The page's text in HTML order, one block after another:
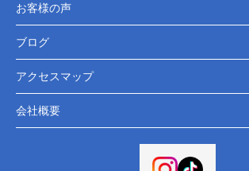
お客様の声
ブログ
アクセスマップ
会社概要